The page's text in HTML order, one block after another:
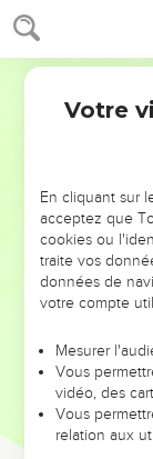
L'honnêteté
» Tu n'auras
Tu n'auras pas
une grande et
Tu auras un
juste, afin de
ton Dieu, te
En effet, celui
injustice, est en
Les
» Souviens-toi
votre sortie
18
Votre
En cliquant sur
acceptez que
cookies ou
traite vos
données de
votre compte
Mesurer
Vous
vidéo, des
Vous
relation aux